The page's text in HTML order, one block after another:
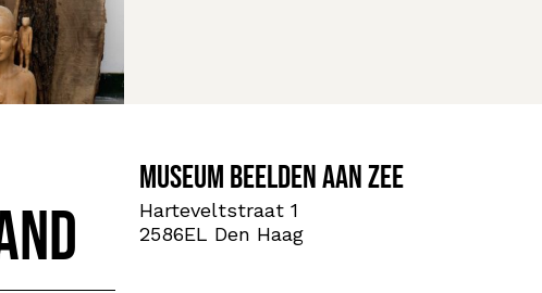
Museum Beelden aan Zee
Harteveltstraat 1
2586EL Den Haag